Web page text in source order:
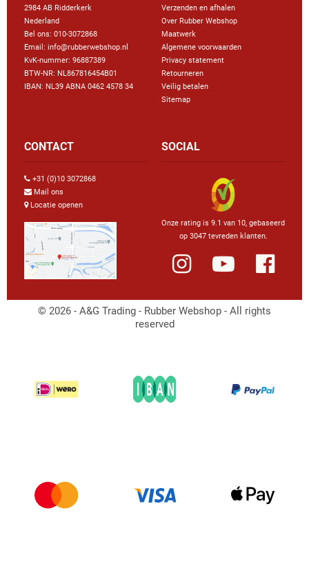
2984 AB Ridderkerk
Nederland
Bel ons: 010-3072868
Email: info@rubberwebshop.nl
KvK-nummer: 96887389
BTW-NR: NL867816454B01
IBAN: NL39 ABNA 0462 4578 34
Verzenden en afhalen
Over Rubber Webshop
Maatwerk
Algemene voorwaarden
Privacy statement
Retourneren
Veilig betalen
Sitemap
CONTACT
+31 (0)10 3072868
Mail ons
Locatie openen
SOCIAL
Onze rating is 9.1 van 10, gebaseerd
op 3047 tevreden klanten.
© 2026 - A&G Trading - Rubber Webshop - All rights
reserved